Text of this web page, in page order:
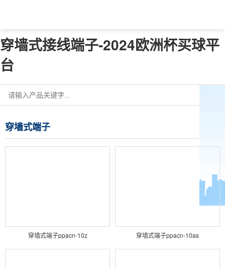
穿墙式接线端子-2024欧洲杯买球平
台
穿墙式端子
穿墙式端子ppacn-10z 穿墙式端子ppacn-10as